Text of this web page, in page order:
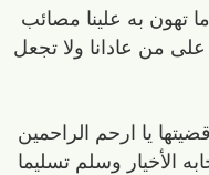
تهون به علينا مصائب
على من عادانا ولا تجعل
قضيتها يا ارحم الراحمين
الأخيار وسلم تسليما